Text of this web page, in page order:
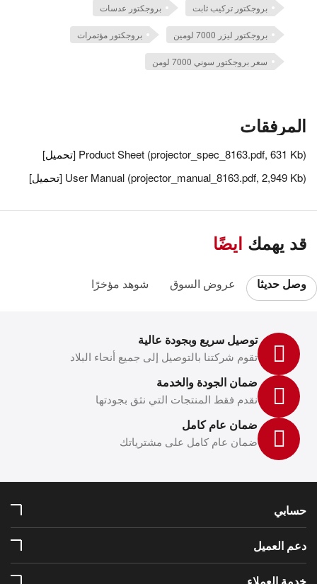
بروجكتور تركيب ثابت بروجكتور عدسات
بروجكتور ليزر 7000 لومين بروجكتور مؤتمرات
سعر بروجكتور سوني 7000 لومن
المرفقات
Product Sheet (projector_spec_8163.pdf, 631 Kb) [ تحميل]
User Manual (projector_manual_8163.pdf, 2,949 Kb) [ تحميل]
قد يهمك ايضًا
وصل حديثا عروض السوق شوهد مؤخرًا
توصيل سريع وبجودة عالية
تقوم شركتنا بالتوصيل إلى جميع أنحاء البلاد
ضمان الجودة والخدمة
نقدم فقط المنتجات التي نثق بجودتها
ضمان عام كامل
ضمان عام كامل على مشترياتك
حسابي
دعم العميل